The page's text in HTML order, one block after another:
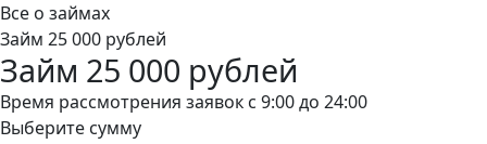
Все о займах
Займ 25 000 рублей
Займ 25 000 рублей
Время рассмотрения заявок с 9:00 до 24:00
Выберите сумму